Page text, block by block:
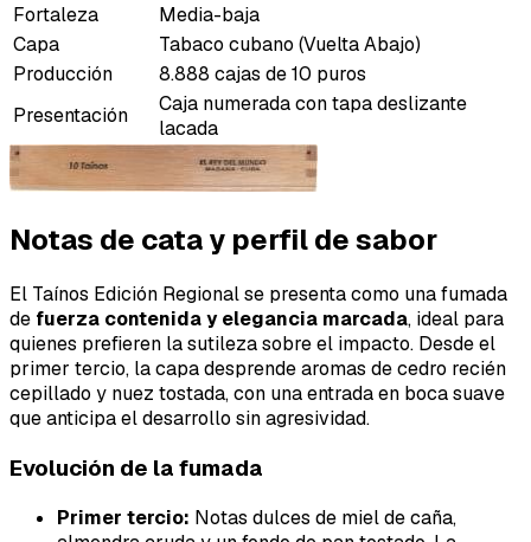
Fortaleza
Media-baja
Capa
Tabaco cubano (Vuelta Abajo)
Producción
8.888 cajas de 10 puros
Presentación
Caja numerada con tapa deslizante
lacada
Notas de cata y perfil de sabor
El Taínos Edición Regional se presenta como una fumada
de fuerza contenida y elegancia marcada, ideal para
quienes prefieren la sutileza sobre el impacto. Desde el
primer tercio, la capa desprende aromas de cedro recién
cepillado y nuez tostada, con una entrada en boca suave
que anticipa el desarrollo sin agresividad.
Evolución de la fumada
Primer tercio: Notas dulces de miel de caña,